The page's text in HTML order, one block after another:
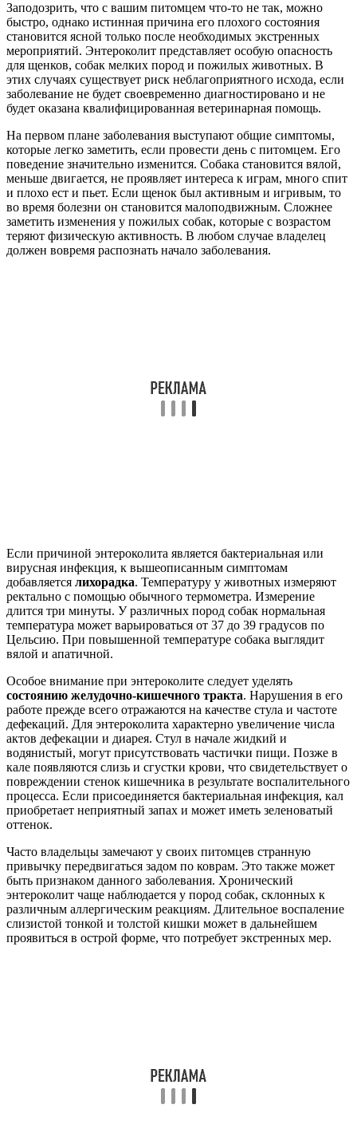
Заподозрить, что с вашим питомцем что-то не так, можно
быстро, однако истинная причина его плохого состояния
становится ясной только после необходимых экстренных
мероприятий. Энтероколит представляет особую опасность
для щенков, собак мелких пород и пожилых животных. В
этих случаях существует риск неблагоприятного исхода, если
заболевание не будет своевременно диагностировано и не
будет оказана квалифицированная ветеринарная помощь.
На первом плане заболевания выступают общие симптомы,
которые легко заметить, если провести день с питомцем. Его
поведение значительно изменится. Собака становится вялой,
меньше двигается, не проявляет интереса к играм, много спит
и плохо ест и пьет. Если щенок был активным и игривым, то
во время болезни он становится малоподвижным. Сложнее
заметить изменения у пожилых собак, которые с возрастом
теряют физическую активность. В любом случае владелец
должен вовремя распознать начало заболевания.
Если причиной энтероколита является бактериальная или
вирусная инфекция, к вышеописанным симптомам
добавляется лихорадка. Температуру у животных измеряют
ректально с помощью обычного термометра. Измерение
длится три минуты. У различных пород собак нормальная
температура может варьироваться от 37 до 39 градусов по
Цельсию. При повышенной температуре собака выглядит
вялой и апатичной.
Особое внимание при энтероколите следует уделять
состоянию желудочно-кишечного тракта. Нарушения в его
работе прежде всего отражаются на качестве стула и частоте
дефекаций. Для энтероколита характерно увеличение числа
актов дефекации и диарея. Стул в начале жидкий и
водянистый, могут присутствовать частички пищи. Позже в
кале появляются слизь и сгустки крови, что свидетельствует о
повреждении стенок кишечника в результате воспалительного
процесса. Если присоединяется бактериальная инфекция, кал
приобретает неприятный запах и может иметь зеленоватый
оттенок.
Часто владельцы замечают у своих питомцев странную
привычку передвигаться задом по коврам. Это также может
быть признаком данного заболевания. Хронический
энтероколит чаще наблюдается у пород собак, склонных к
различным аллергическим реакциям. Длительное воспаление
слизистой тонкой и толстой кишки может в дальнейшем
проявиться в острой форме, что потребует экстренных мер.